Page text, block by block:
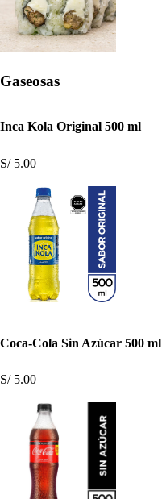
Gaseosas
Inca Kola Original 500 ml
S/ 5.00
Coca-Cola Sin Azúcar 500 ml
S/ 5.00